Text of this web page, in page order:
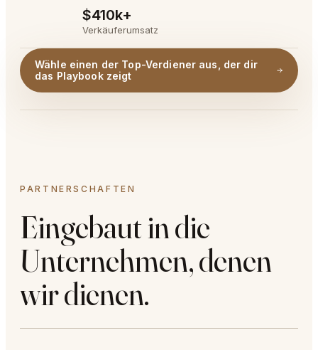
$410k+
Verkäuferumsatz
Wähle einen der Top-Verdiener aus, der dir
das Playbook zeigt
PARTNERSCHAFTEN
Eingebaut in die
Unternehmen, denen
wir dienen.